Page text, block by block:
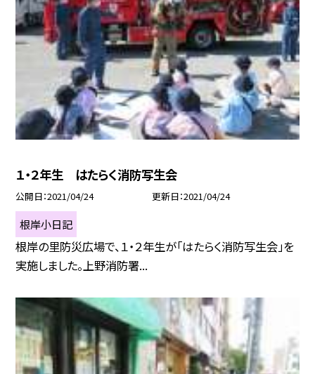
１・２年生 はたらく消防写生会
公開日 2021/04/24 更新日 2021/04/24
根岸小日記
根岸の里防災広場で、１・２年生が「はたらく消防写生会」を
実施しました。上野消防署...